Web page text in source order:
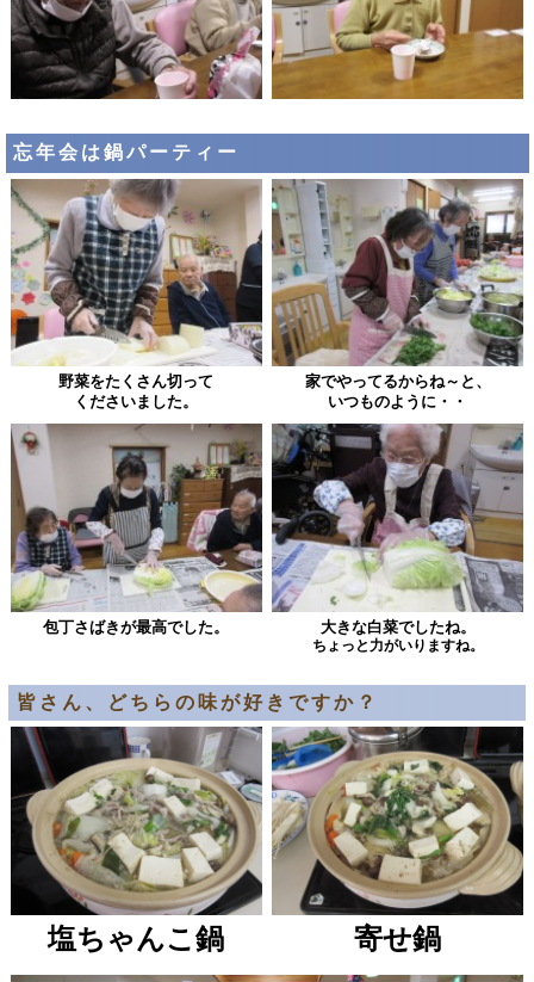
忘年会は鍋パーティー
野菜をたくさん切って
くださいました。
家でやってるからね～と 、
いつものように・・
包丁さばきが最高でした。 大きな白菜でしたね。
ちょっと力がいりますね。
皆さん、どちらの味が好きですか？
塩ちゃんこ鍋 寄せ鍋